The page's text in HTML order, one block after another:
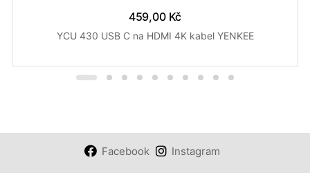
459,00 Kč
YCU 430 USB C na HDMI 4K kabel YENKEE
Facebook Instagram